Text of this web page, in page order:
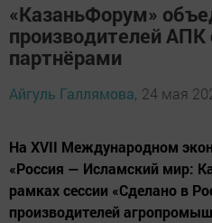
«КазаньФорум»
производителей
партнёрами
Айгуль Галлямова, 24 мая
На XVII Международном
«Россия — Исламский мир:
рамках сессии «Сделано в
производителей